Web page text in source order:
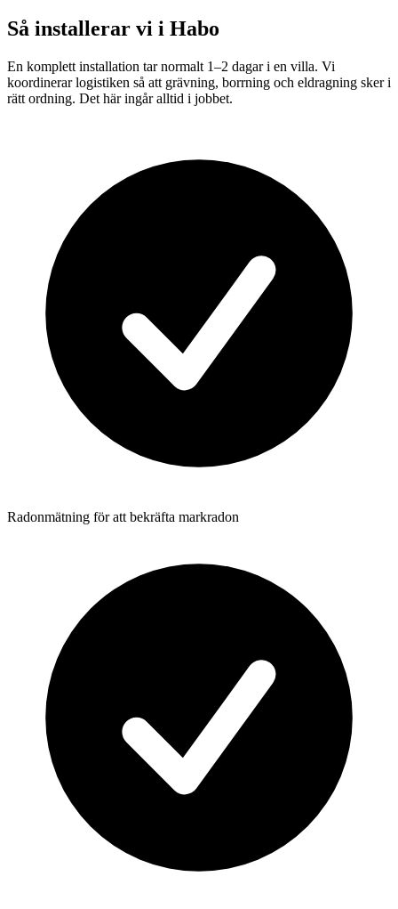
Så installerar vi i Habo
En komplett installation tar normalt 1–2 dagar i en villa. Vi
koordinerar logistiken så att grävning, borrning och eldragning sker i
rätt ordning. Det här ingår alltid i jobbet.
Radonmätning för att bekräfta markradon